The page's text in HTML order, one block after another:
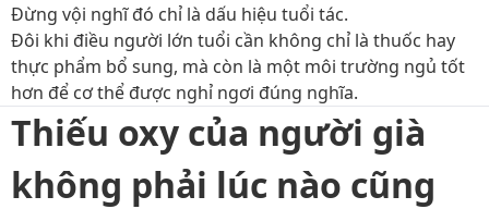
Đừng vội nghĩ đó chỉ là dấu hiệu tuổi tác.
Đôi khi điều người lớn tuổi cần không chỉ là thuốc hay
thực phẩm bổ sung, mà còn là một môi trường ngủ tốt
hơn để cơ thể được nghỉ ngơi đúng nghĩa.
Thiếu oxy của người già
không phải lúc nào cũng